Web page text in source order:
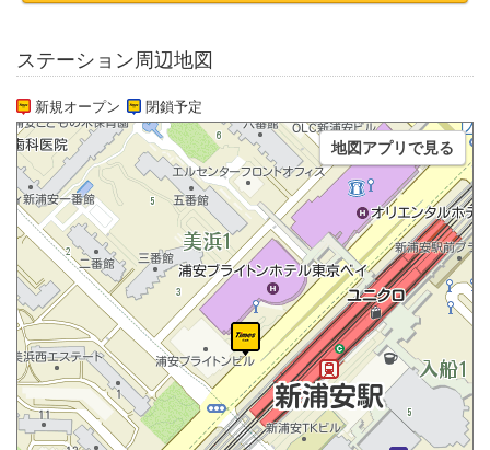
ステーション周辺地図
新規オープン 閉鎖予定
地図アプリで見る